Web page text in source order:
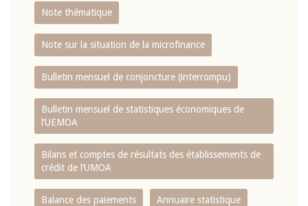
Note thématique
Note sur la situation de la microfinance
Bulletin mensuel de conjoncture (interrompu)
Bulletin mensuel de statistiques économiques de
l‘UEMOA
Bilans et comptes de résultats des établissements de
crédit de l‘UMOA
Balance des paiements Annuaire statistique